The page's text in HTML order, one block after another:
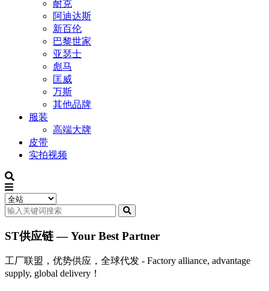
耐克
阿迪达斯
新百伦
巴黎世家
亚瑟士
彪马
匡威
万斯
其他品牌
服装
高端大牌
皮带
实拍视频
ST供应链 — Your Best Partner
工厂联盟，优势供应，全球代发 - Factory alliance, advantage
supply, global delivery！